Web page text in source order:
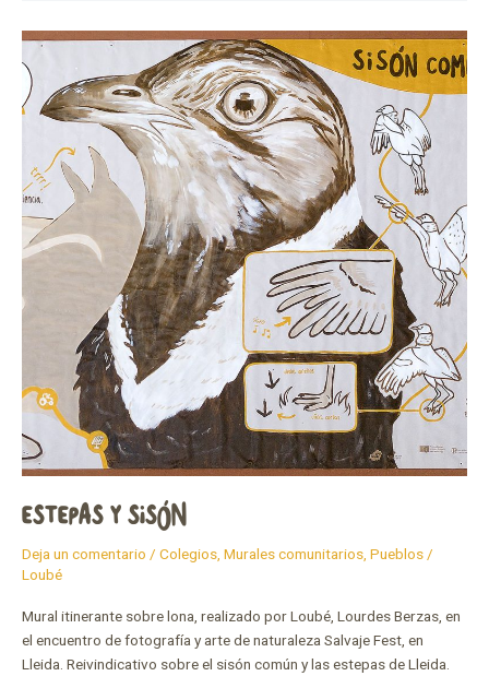
ESTEPAS Y SISÓN
Deja un comentario / Colegios, Murales comunitarios, Pueblos/
Loubé
Mural itinerante sobre lona, realizado por Loubé, Lourdes Berzas, en
el encuentro de fotografía y arte de naturaleza Salvaje Fest, en
Lleida. Reivindicativo sobre el sisón común y las estepas de Lleida.
Estepas
y
sisón